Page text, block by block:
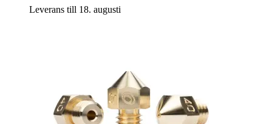
Leverans till 18. augusti